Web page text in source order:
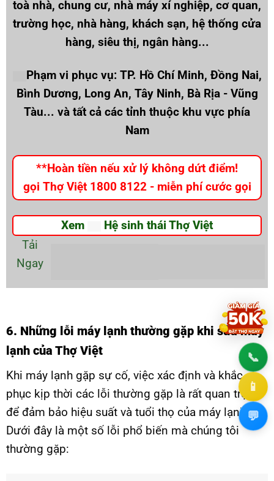
toà nhà, chung cư, nhà máy xí nghiệp, cơ quan,
trường học, nhà hàng, khách sạn, hệ thống cửa
hàng, siêu thị, ngân hàng...
Phạm vi phục vụ: TP. Hồ Chí Minh, Đồng Nai,
Bình Dương, Long An, Tây Ninh, Bà Rịa - Vũng
Tàu... và tất cả các tỉnh thuộc khu vực phía
Nam
**Hoàn tiền nếu xử lý không dứt điểm!
gọi Thợ Việt 1800 8122 - miễn phí cước gọi
Xem
Hệ sinh thái Thợ Việt
Tải
Ngay
6. Những lỗi máy lạnh thường gặp khi sửa máy
lạnh của Thợ Việt
Khi máy lạnh gặp sự cố, việc xác định và khắc
phục kịp thời các lỗi thường gặp là rất quan trọng
để đảm bảo hiệu suất và tuổi thọ của máy lạnh.
Dưới đây là một số lỗi phổ biến mà chúng tôi
thường gặp:
📞
📱
💬